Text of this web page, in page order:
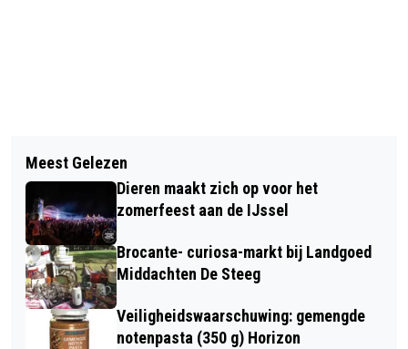
PRESENTATIE EN VERKOOP BOEK HET
DIERENSE VEER VAN WENCEL
MARESCH
BINNENKORT START DE KERKMARKT
VAN KERK IN ACTIE IN DIEREN WEER
Meest Gelezen
Dieren maakt zich op voor het
zomerfeest aan de IJssel
Brocante- curiosa-markt bij Landgoed
Middachten De Steeg
Veiligheidswaarschuwing: gemengde
notenpasta (350 g) Horizon